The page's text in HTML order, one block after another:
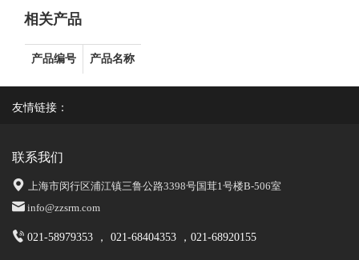
相关产品
产品编号 产品名称
友情链接：
联系我们
上海市闵行区浦江镇三鲁公路3398号国茸1号楼B-506室
info@zzsrm.com
021-58979353 ， 021-68404353 ，021-68920155